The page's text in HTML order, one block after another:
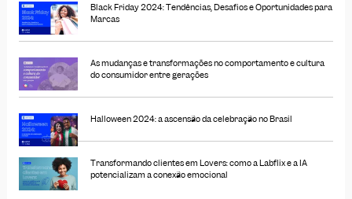
Black Friday 2024: Tendências, Desafios e Oportunidades para
Marcas
As mudanças e transformações no comportamento e cultura
do consumidor entre gerações
Halloween 2024: a ascensão da celebração no Brasil
Transformando clientes em Lovers: como a Labflix e a IA
potencializam a conexão emocional